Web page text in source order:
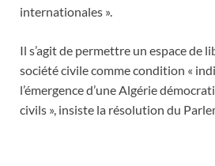
internationales ».
Il s’agit de permettre un espace de
société civile comme condition «
l’émergence d’une Algérie
civils », insiste la résolution du